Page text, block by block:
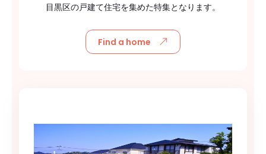
目黒区の戸建て住宅を集めた特集となります。
Find a home